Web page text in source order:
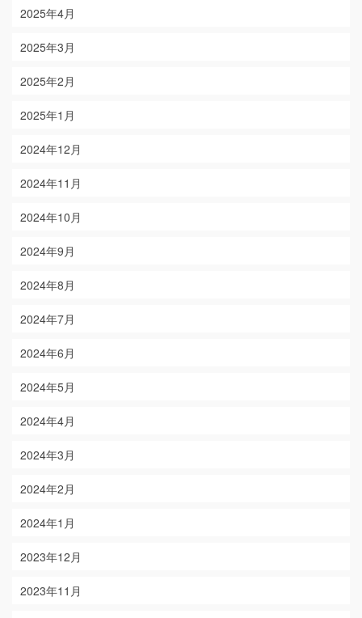
2025年4月
2025年3月
2025年2月
2025年1月
2024年12月
2024年11月
2024年10月
2024年9月
2024年8月
2024年7月
2024年6月
2024年5月
2024年4月
2024年3月
2024年2月
2024年1月
2023年12月
2023年11月